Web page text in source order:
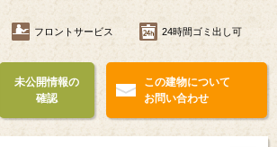
フロントサービス 24時間ゴミ出し可
未公開情報の
確認
この建物について
お問い合わせ